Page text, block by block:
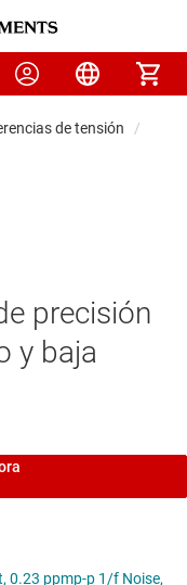
de tensión
precisión
y baja
0.23 ppmp-p 1/f Noise,